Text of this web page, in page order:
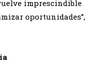
imprescindible
oportunidades”,